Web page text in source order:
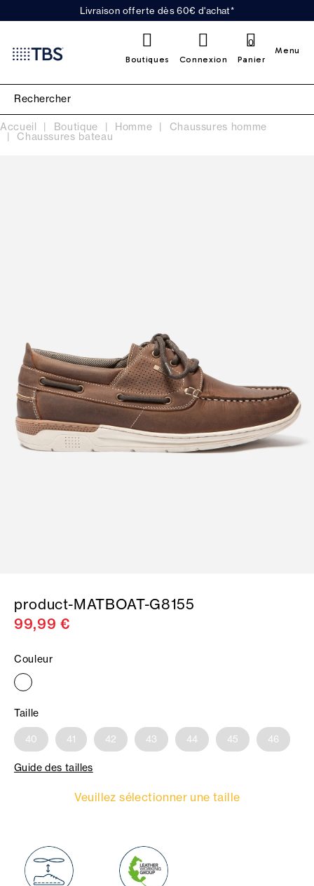
Livraison offerte dès 60€ d'achat*
Boutiques Connexion Panier
0
Menu
Accueil Boutique Homme Chaussures homme
Chaussures bateau
product-MATBOAT-G8155
99,99 €
Couleur
Taille
40 41 42 43 44 45 46
Guide des tailles
Veuillez sélectionner une taille